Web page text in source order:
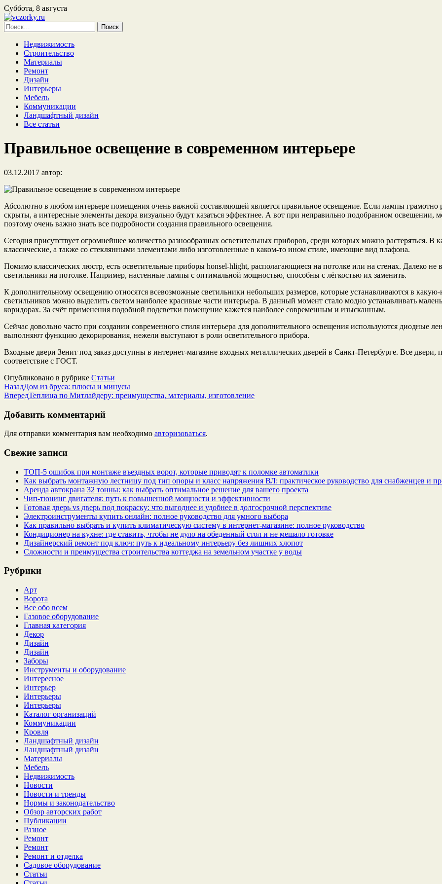
Суббота, 8 августа
Найти:
Недвижимость
Строительство
Материалы
Ремонт
Дизайн
Интерьеры
Мебель
Коммуникации
Ландшафтный дизайн
Все статьи
Правильное освещение в современном интерьере
03.12.2017 автор:
Абсолютно в любом интерьере помещения очень важной составляющей является правильное освещение. Если лампы грамотно
скрыты, а интересные элементы декора визуально будут казаться эффектнее. А вот при неправильно подобранном
поэтому очень важно знать все подробности создания правильного освещения.
Сегодня присутствует огромнейшее количество разнообразных осветительных приборов, среди которых можно растеряться.
классические, а также со стеклянными элементами либо изготовленные в каком-то ином стиле, имеющие вид плафона.
Помимо классических люстр, есть осветительные приборы honsel-hlight, располагающиеся на потолке или на стенах. Далеко не
светильники на потолке. Например, настенные лампы с оптимальной мощностью, способны с лёгкостью их заменить.
К дополнительному освещению относятся всевозможные светильники небольших размеров, которые устанавливаются в
светильников можно выделить светом наиболее красивые части интерьера. В данный момент стало модно устанавливать
коридорах. За счёт применения подобной подсветки помещение кажется наиболее современным и изысканным.
Сейчас довольно часто при создании современного стиля интерьера для дополнительного освещения используются диодные
выполняют функцию декорирования, нежели выступают в роли осветительного прибора.
Входные двери Зенит под заказ доступны в интернет-магазине входных металлических дверей в Санкт-Петербурге. Все двери,
соответствие с ГОСТ.
Опубликовано в рубрике Статьи
НазадДом из бруса: плюсы и минусы
ВпередТеплица по Митлайдеру: преимущества, материалы, изготовление
Добавить комментарий
Для отправки комментария вам необходимо авторизоваться.
Свежие записи
ТОП-5 ошибок при монтаже въездных ворот, которые приводят к поломке автоматики
Как выбрать монтажную лестницу под тип опоры и класс напряжения ВЛ: практическое руководство для снабженцев и
Аренда автокрана 32 тонны: как выбрать оптимальное решение для вашего проекта
Чип‑тюнинг двигателя: путь к повышенной мощности и эффективности
Готовая дверь vs дверь под покраску: что выгоднее и удобнее в долгосрочной перспективе
Электроинструменты купить онлайн: полное руководство для умного выбора
Как правильно выбрать и купить климатическую систему в интернет‑магазине: полное руководство
Кондиционер на кухне: где ставить, чтобы не дуло на обеденный стол и не мешало готовке
Дизайнерский ремонт под ключ: путь к идеальному интерьеру без лишних хлопот
Сложности и преимущества строительства коттеджа на земельном участке у воды
Рубрики
Арт
Ворота
Все обо всем
Газовое оборудование
Главная категория
Декор
Дизайн
Дизайн
Заборы
Инструменты и оборудование
Интересное
Интерьер
Интерьеры
Интерьеры
Каталог организаций
Коммуникации
Кровля
Ландшафтный дизайн
Ландшафтный дизайн
Материалы
Мебель
Недвижимость
Новости
Новости и тренды
Нормы и законодательство
Обзор авторских работ
Публикации
Разное
Ремонт
Ремонт
Ремонт и отделка
Садовое оборудование
Статьи